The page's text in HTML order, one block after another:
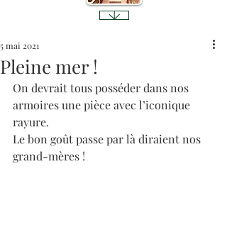
Pleine mer !
5 mai 2021
On devrait tous posséder dans nos
armoires une pièce avec l’iconique
rayure.
Le bon goût passe par là diraient nos
grand-mères !